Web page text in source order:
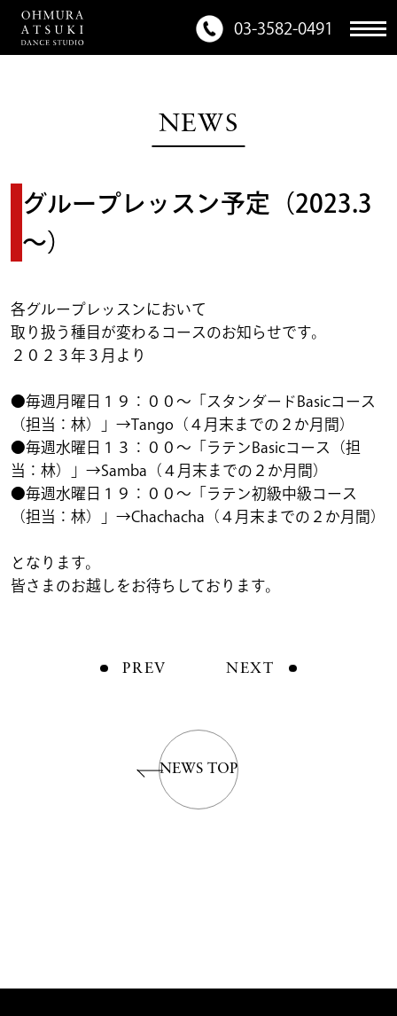
03-3582-0491
NEWS
グループレッスン予定（2023.3
～）
各グループレッスンにおいて
取り扱う種目が変わるコースのお知らせです。
２０２３年３月より
●毎週月曜日１９：００～「スタンダードBasicコース
（担当：林）」→Tango（４月末までの２か月間）
●毎週水曜日１３：００～「ラテンBasicコース（担
当：林）」→Samba（４月末までの２か月間）
●毎週水曜日１９：００～「ラテン初級中級コース
（担当：林）」→Chachacha（４月末までの２か月間）
となります。
皆さまのお越しをお待ちしております。
PREV NEXT
NEWS TOP